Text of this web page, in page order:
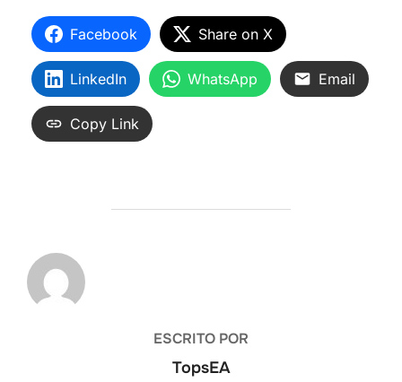
Facebook Share on X
LinkedIn WhatsApp Email
Copy Link
ESCRITO POR
TopsEA